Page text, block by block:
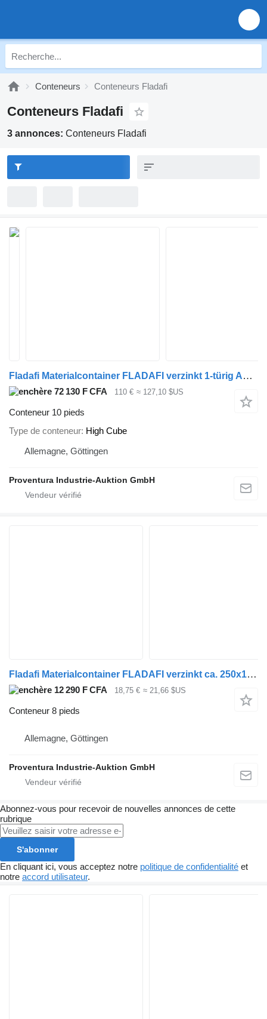
Conteneurs Conteneurs Fladafi
Conteneurs Fladafi
3 annonces: Conteneurs Fladafi
Fladafi Materialcontainer FLADAFI verzinkt 1-türig Außenmaß ca. 200x200x High Cube
72 130 F CFA 110 € ≈ 127,10 $US
Conteneur 10 pieds
Type de conteneur High Cube
Allemagne, Göttingen
Proventura Industrie-Auktion GmbH
Fladafi Materialcontainer FLADAFI verzinkt ca. 250x190x205h cm
12 290 F CFA 18,75 € ≈ 21,66 $US
Conteneur 8 pieds
Allemagne, Göttingen
Proventura Industrie-Auktion GmbH
Abonnez-vous pour recevoir de nouvelles annonces de cette
rubrique
S'abonner
En cliquant ici, vous acceptez notre politique de confidentialité et
notre accord utilisateur.